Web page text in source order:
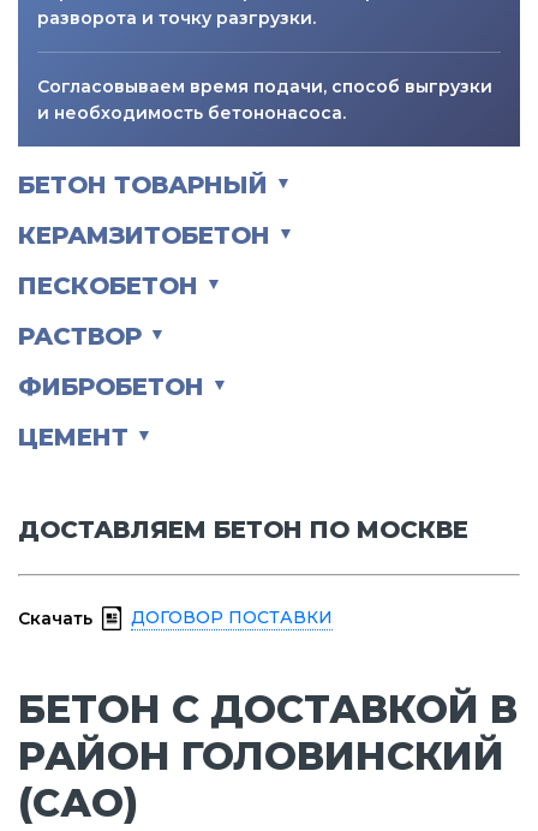
разворота и точку разгрузки.
Согласовываем время подачи, способ выгрузки
и необходимость бетононасоса.
БЕТОН ТОВАРНЫЙ ▼
КЕРАМЗИТОБЕТОН ▼
ПЕСКОБЕТОН ▼
РАСТВОР ▼
ФИБРОБЕТОН ▼
ЦЕМЕНТ ▼
ДОСТАВЛЯЕМ БЕТОН ПО МОСКВЕ
Скачать ДОГОВОР ПОСТАВКИ
БЕТОН С ДОСТАВКОЙ В
РАЙОН ГОЛОВИНСКИЙ
(САО)